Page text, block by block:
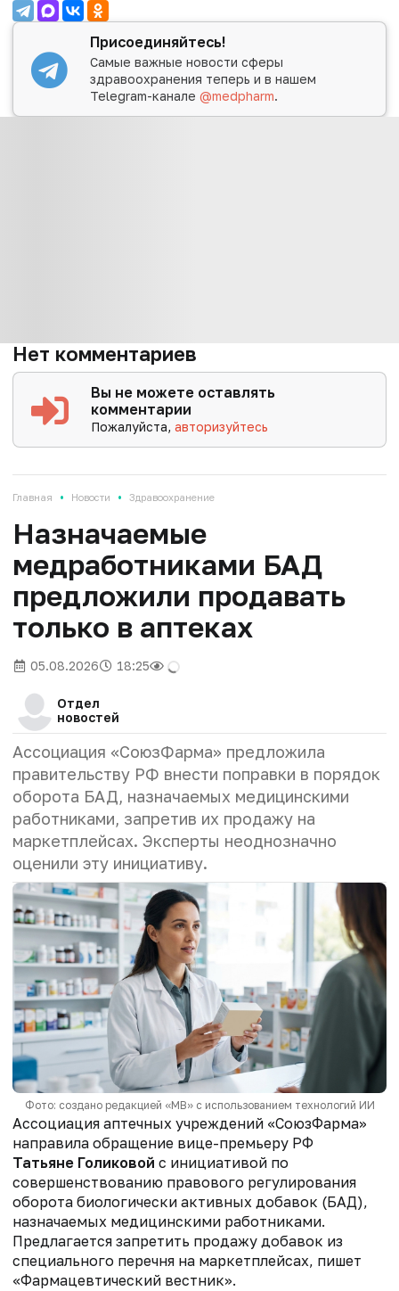
Присоединяйтесь!
Самые важные новости сферы
здравоохранения теперь и в нашем
Telegram-канале@medpharm.
Нет комментариев
Вы не можете оставлять
комментарии
Пожалуйста,авторизуйтесь
Главная • Новости • Здравоохранение
Назначаемые
медработниками БАД
предложили продавать
только в аптеках
05.08.2026 18:25
Отдел
новостей
Ассоциация «СоюзФарма» предложила
правительству РФ внести поправки в порядок
оборота БАД, назначаемых медицинскими
работниками, запретив их продажу на
маркетплейсах. Эксперты неоднозначно
оценили эту инициативу.
Фото: создано редакцией «МВ» с использованием технологий ИИ
Ассоциация аптечных учреждений «СоюзФарма»
направила обращение вице-премьеру РФ
Татьяне Голиковой с инициативой по
совершенствованию правового регулирования
оборота биологически активных добавок (БАД),
назначаемых медицинскими работниками.
Предлагается запретить продажу добавок из
специального перечня на маркетплейсах, пишет
«Фармацевтический вестник».